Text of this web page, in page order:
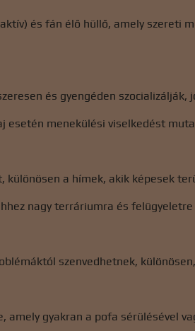
és fán élő hüllő, amely szereti
és gyengéden szocializálják,
esetén menekülési viselkedést
különösen a hímek, akik képesek
nagy terráriumra és felügyeletre
szenvedhetnek,
amely gyakran a pofa sérülésével